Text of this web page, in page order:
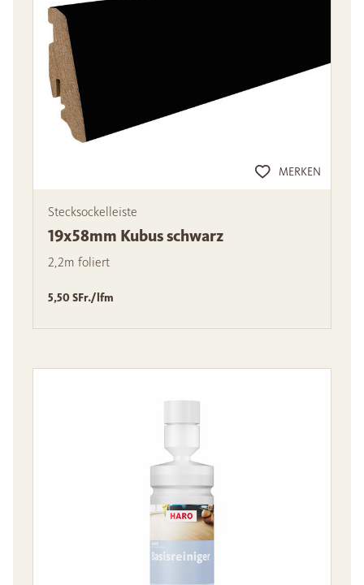
MERKEN
Stecksockelleiste
19x58mm Kubus schwarz
2,2m foliert
5,50 SFr./lfm